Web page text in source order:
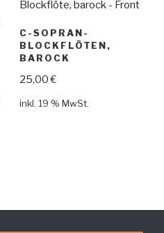
C-SOPRAN-
BLOCKFLÖTEN,
BAROCK
25,00€
inkl. 19 % MwSt.